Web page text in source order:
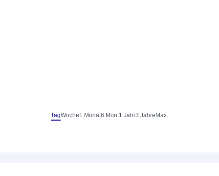
TagWoche1 Monat6 Mon.1 Jahr3 Jahre Max.